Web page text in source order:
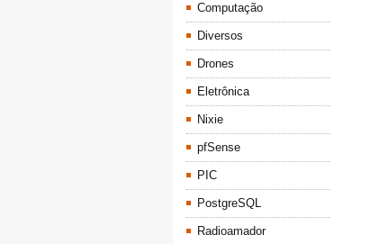
Computação
Diversos
Drones
Eletrônica
Nixie
pfSense
PIC
PostgreSQL
Radioamador